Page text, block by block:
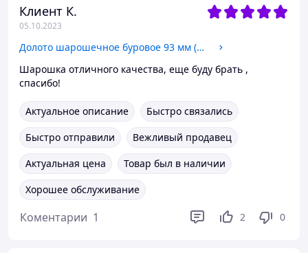
Клиент К.
05.10.2023
Долото шарошечное буровое 93 мм (3 21/32")
Шарошка отличного качества, еще буду брать ,
спасибо!
Актуальное описание
Быстро связались
Быстро отправили
Вежливый продавец
Актуальная цена
Товар был в наличии
Хорошее обслуживание
Коментарии 1 2 0